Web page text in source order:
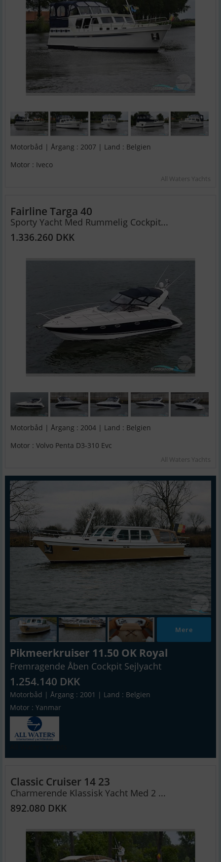
Motorbåd | Årgang : 2007 | Land : Belgien
Motor : Iveco
All Waters Yachts
Fairline Targa 40
Sporty Yacht Med Rummelig Cockpit...
1.336.260 DKK
Motorbåd | Årgang : 2004 | Land : Belgien
Motor : Volvo Penta D3-310 Evc
All Waters Yachts
Mere
Pikmeerkruiser 11.50 OK Royal
Fremragende Åben Cockpit Sejlyacht
1.254.140 DKK
Motorbåd | Årgang : 2001 | Land : Belgien
Motor : Yanmar
Classic Cruiser 14 23
Charmerende Klassisk Yacht Med 2 ...
892.080 DKK